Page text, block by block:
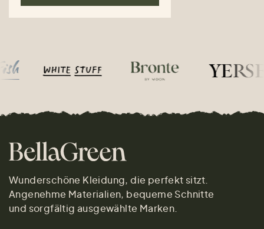
Wunderschöne Kleidung, die perfekt sitzt.
Angenehme Materialien, bequeme Schnitte
und sorgfältig ausgewählte Marken.